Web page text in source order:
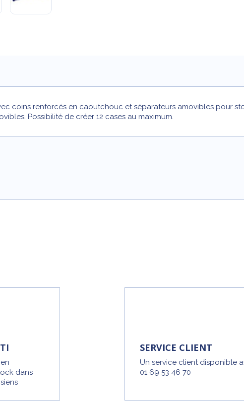
coins renforcés en caoutchouc et séparateurs amovibles pour
Possibilité de créer 12 cases au maximum.
dans
SERVICE CLIENT
Un service client disponible
01 69 53 46 70